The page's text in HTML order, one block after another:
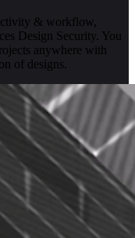
& workflow,
Design Security. You
anywhere with
of designs.